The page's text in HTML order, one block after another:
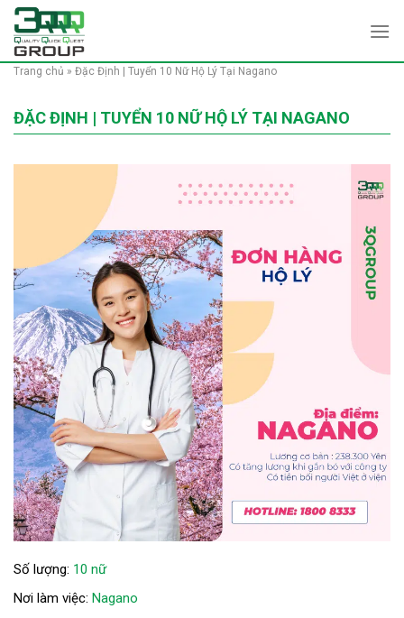
Skip
content
Trang chủ » Đặc Định | Tuyển 10 Nữ Hộ Lý Tại Nagano
ĐẶC ĐỊNH | TUYỂN 10 NỮ HỘ LÝ TẠI NAGANO
Số lượng: 10 nữ
Nơi làm việc: Nagano